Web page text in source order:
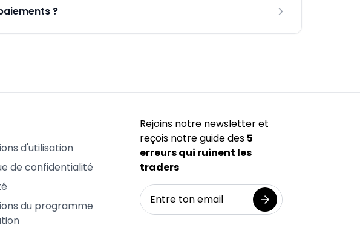
?
Rejoins notre newsletter et
reçois notre guide des 5
erreurs qui ruinent les
traders
d'utilisation
de confidentialité
du programme